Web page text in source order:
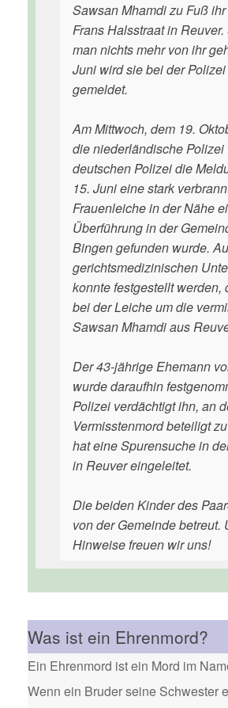
Sawsan Mhamdi zu Fuß
Frans Halsstraat in
man nichts mehr von ihr
Juni wird sie bei der
gemeldet.
Am Mittwoch, dem 19.
die niederländische Polizei
deutschen Polizei die
15. Juni eine stark
Frauenleiche in der Nähe
Überführung in der
Bingen gefunden wurde.
gerichtsmedizinischen
konnte festgestellt werden,
bei der Leiche um die
Sawsan Mhamdi aus
Der 43-jährige Ehemann
wurde daraufhin
Polizei verdächtigt ihn, an
Vermisstenmord beteiligt
hat eine Spurensuche in
in Reuver eingeleitet.
Die beiden Kinder des
von der Gemeinde betreut.
Hinweise freuen wir uns!
Was ist ein Ehrenmord?
Ein Ehrenmord ist ein Mord im
Wenn ein Bruder seine Schwester